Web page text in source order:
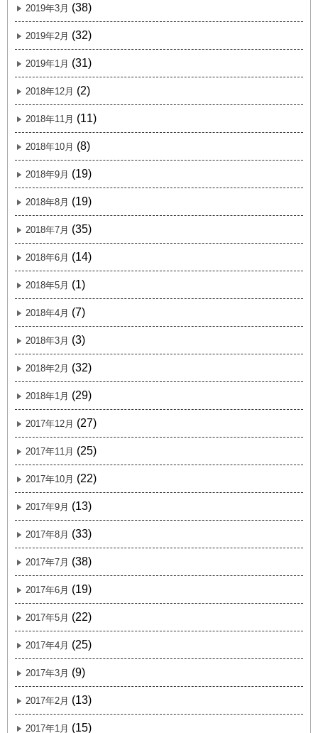
2019年3月 (38)
2019年2月 (32)
2019年1月 (31)
2018年12月 (2)
2018年11月 (11)
2018年10月 (8)
2018年9月 (19)
2018年8月 (19)
2018年7月 (35)
2018年6月 (14)
2018年5月 (1)
2018年4月 (7)
2018年3月 (3)
2018年2月 (32)
2018年1月 (29)
2017年12月 (27)
2017年11月 (25)
2017年10月 (22)
2017年9月 (13)
2017年8月 (33)
2017年7月 (38)
2017年6月 (19)
2017年5月 (22)
2017年4月 (25)
2017年3月 (9)
2017年2月 (13)
2017年1月 (15)